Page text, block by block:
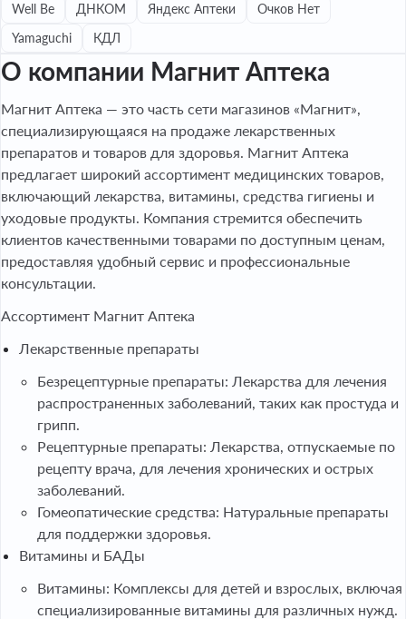
Well Be
ДНКОМ Яндекс Аптеки
Очков Нет
Yamaguchi
КДЛ
О компании Магнит Аптека
Магнит Аптека — это часть сети магазинов «Магнит»,
специализирующаяся на продаже лекарственных
препаратов и товаров для здоровья. Магнит Аптека
предлагает широкий ассортимент медицинских товаров,
включающий лекарства, витамины, средства гигиены и
уходовые продукты. Компания стремится обеспечить
клиентов качественными товарами по доступным ценам,
предоставляя удобный сервис и профессиональные
консультации.
Ассортимент Магнит Аптека
Лекарственные препараты
Безрецептурные препараты: Лекарства для лечения
распространенных заболеваний, таких как простуда и
грипп.
Рецептурные препараты: Лекарства, отпускаемые по
рецепту врача, для лечения хронических и острых
заболеваний.
Гомеопатические средства: Натуральные препараты
для поддержки здоровья.
Витамины и БАДы
Витамины: Комплексы для детей и взрослых, включая
специализированные витамины для различных нужд.